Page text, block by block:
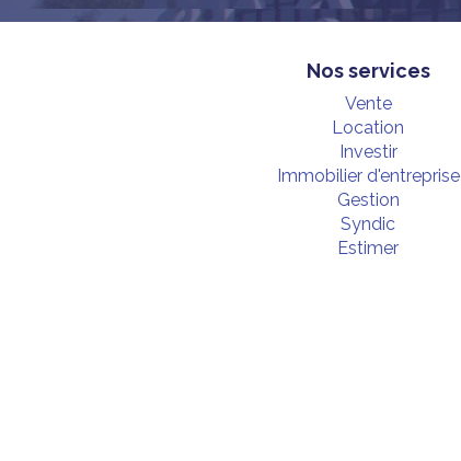
Nos services
Vente
Location
Investir
Immobilier d'entreprise
Gestion
Syndic
Estimer